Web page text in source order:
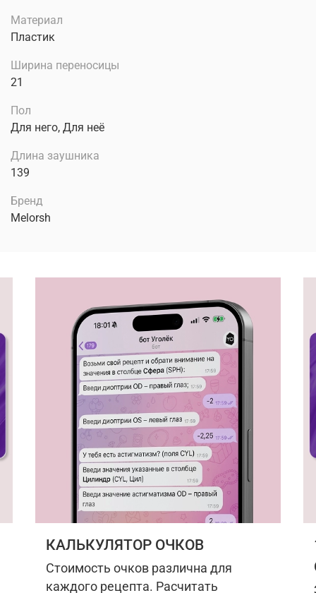
Материал
Пластик
Ширина переносицы
21
Пол
Для него, Для неё
Длина заушника
139
Бренд
Melorsh
КАЛЬКУЛЯТОР ОЧКОВ
Стоимость очков различна для
каждого рецепта. Расчитать